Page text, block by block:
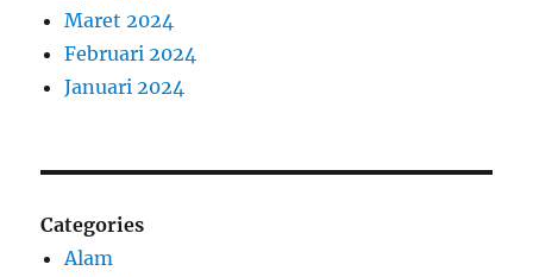
Maret 2024
Februari 2024
Januari 2024
Categories
Alam